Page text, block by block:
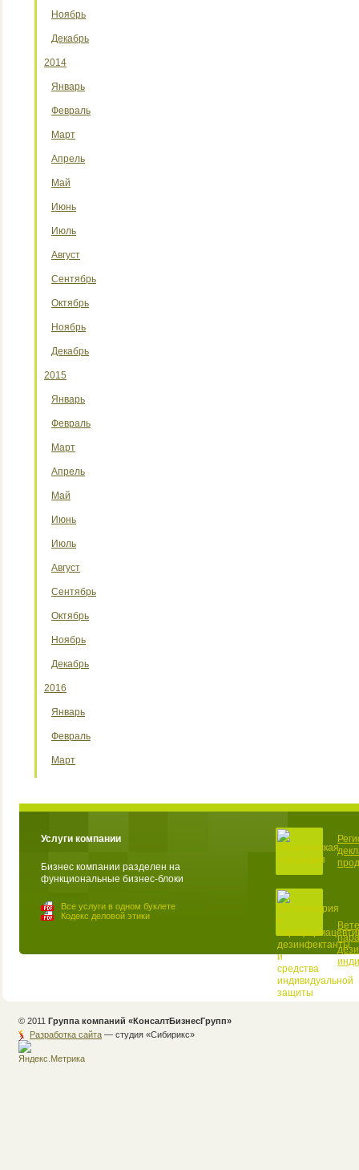
Ноябрь
Декабрь
2014
Январь
Февраль
Март
Апрель
Май
Июнь
Июль
Август
Сентябрь
Октябрь
Ноябрь
Декабрь
2015
Январь
Февраль
Март
Апрель
Май
Июнь
Июль
Август
Сентябрь
Октябрь
Ноябрь
Декабрь
2016
Январь
Февраль
Март
Услуги компании
Бизнес компании разделен на
функциональные бизнес-блоки
Все услуги в одном буклете
Кодекс деловой этики
© 2011 Группа компаний «КонсалтБизнесГрупп»
Разработка сайта — студия «Cибирикс»